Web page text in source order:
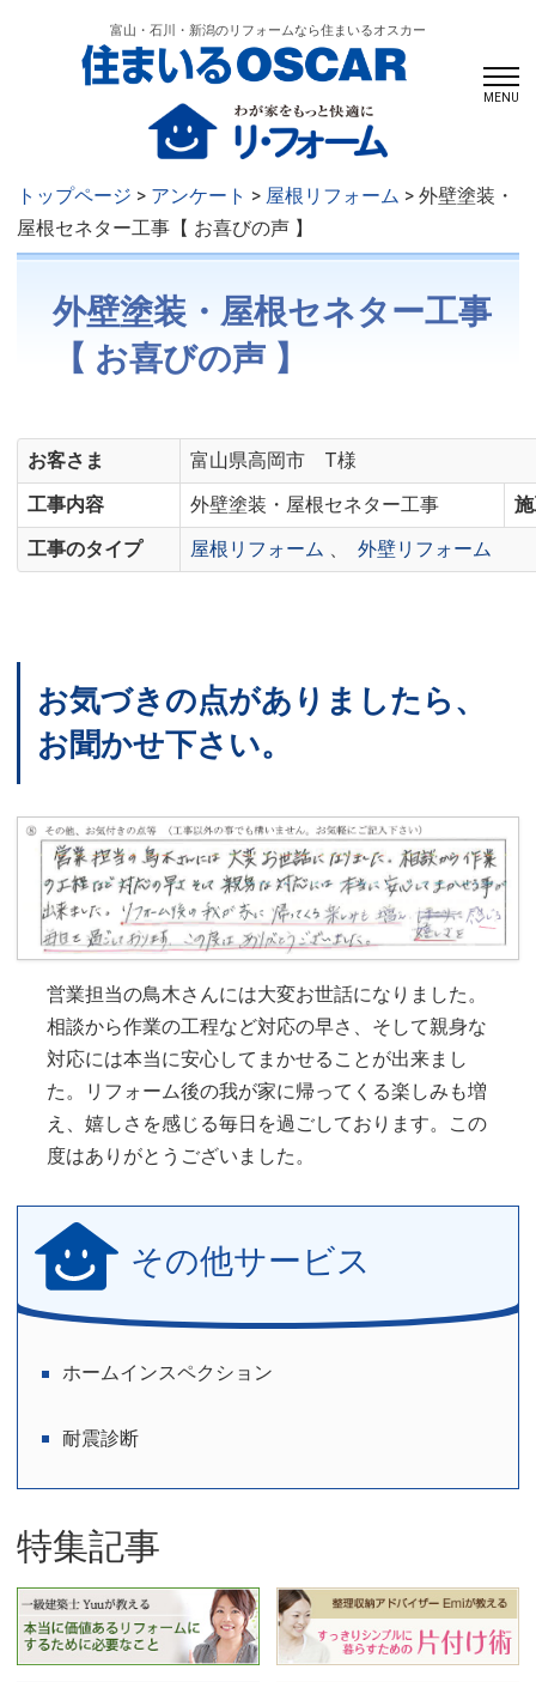
富山・石川・新潟のリフォームなら住まいるオスカー
MENU
トップページ > アンケート > 屋根リフォーム > 外壁塗装・
屋根セネター工事【 お喜びの声 】
外壁塗装・屋根セネター工事
【 お喜びの声 】
お客さま
富山県高岡市 T様
工事内容
外壁塗装・屋根セネター工事
工事のタイプ
屋根リフォーム 、 外壁リフォーム
お気づきの点がありましたら、
お聞かせ下さい。
営業担当の鳥木さんには大変お世話になりました。
相談から作業の工程など対応の早さ、そして親身な
対応には本当に安心してまかせることが出来まし
た。リフォーム後の我が家に帰ってくる楽しみも増
え、嬉しさを感じる毎日を過ごしております。この
度はありがとうございました。
その他サービス
ホームインスペクション
耐震診断
特集記事